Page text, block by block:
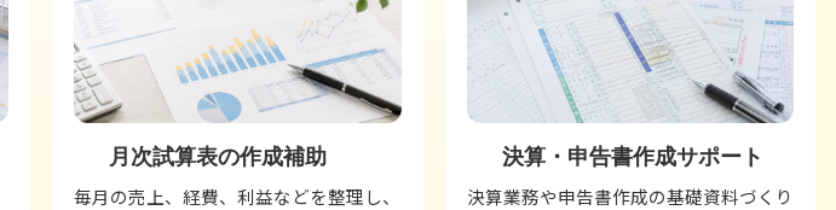
月次試算表の作成補助
毎月の売上、経費、利益などを整理し、
決算・申告書作成サポート
決算業務や申告書作成の基礎資料づくり